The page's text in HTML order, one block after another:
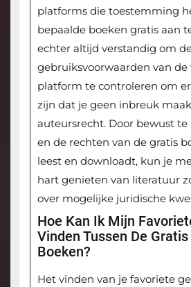
platforms die toestemming
bepaalde boeken gratis aan
echter altijd verstandig om
gebruiksvoorwaarden van
platform te controleren om
zijn dat je geen inbreuk
auteursrecht. Door bewust te
en de rechten van de gratis
leest en downloadt, kun je
hart genieten van literatuur
over mogelijke juridische
Hoe Kan Ik Mijn
Vinden Tussen De
Boeken?
Het vinden van je favoriete